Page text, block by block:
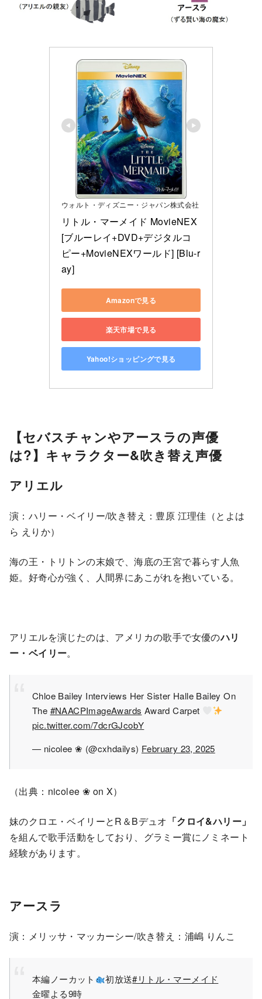
ウォルト・ディズニー・ジャパン株式会社
リトル・マーメイド MovieNEX
[ブルーレイ+DVD+デジタルコ
ピー+MovieNEXワールド] [Blu-r
ay]
Amazonで見る
楽天市場で見る
Yahoo!ショッピングで見る
【セバスチャンやアースラの声優
は?】キャラクター&吹き替え声優
アリエル
演：ハリー・ベイリー/吹き替え：豊原 江理佳（とよは
ら えりか）
海の王・トリトンの末娘で、海底の王宮で暮らす人魚
姫。好奇心が強く、人間界にあこがれを抱いている。
アリエルを演じたのは、アメリカの歌手で女優のハリ
ー・ベイリー。
Chloe Bailey Interviews Her Sister Halle Bailey On
The #NAACPImageAwards Award Carpet
pic.twitter.com/7dcrGJcobY
— nicolee ❀ (@cxhdailys) February 23, 2025
（出典：nicolee ❀ on X）
妹のクロエ・ベイリーとR＆Bデュオ 「クロイ&ハリー」
を組んで歌手活動をしており、グラミー賞にノミネート
経験があります。
アースラ
演：メリッサ・マッカーシー/吹き替え：浦嶋 りんこ
本編ノーカット 初放送#リトル・マーメイド
金曜よる9時